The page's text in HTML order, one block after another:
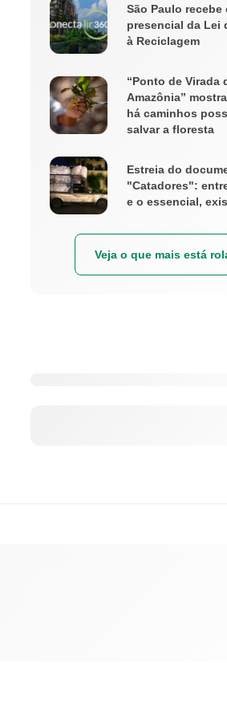
São Paulo recebe
presencial da Lei
à Reciclagem
“Ponto de Virada
Amazônia”
há caminhos
salvar a floresta
Estreia do
"Catadores":
e o essencial,
Veja o que mais está